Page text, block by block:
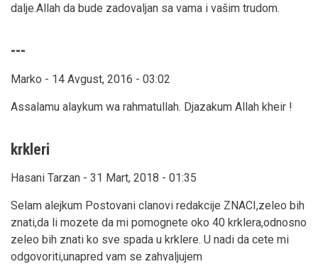
dalje.Allah da bude zadovaljan sa vama i vašim trudom.
---
Marko - 14 Avgust, 2016 - 03:02
Assalamu alaykum wa rahmatullah. Djazakum Allah kheir !
krkleri
Hasani Tarzan - 31 Mart, 2018 - 01:35
Selam alejkum Postovani clanovi redakcije ZNACI,zeleo bih
znati,da li mozete da mi pomognete oko 40 krklera,odnosno
zeleo bih znati ko sve spada u krklere. U nadi da cete mi
odgovoriti,unapred vam se zahvaljujem